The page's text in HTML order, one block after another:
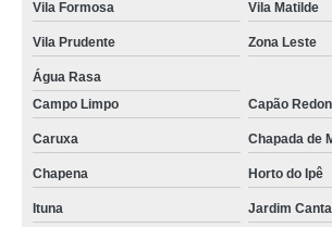
fábrica de aquecedor solar residencial Vila Curuçá
instalação de aquecedor solar para residência Vila
instalação de aquecedor solar para residência Brás
fábrica de aquecedor solar piscina Vila Mariana
instalação de aquecedor solar para piscinas Jardim
aquecedor solar chuveiro Oscar Freire
Vila Formosa Vila Matilde
Vila Prudente Zona Leste
Água Rasa
Campo Limpo
Capão
Caruxa Chapada de
Chapena Horto do Ipê
Ituna Jardim